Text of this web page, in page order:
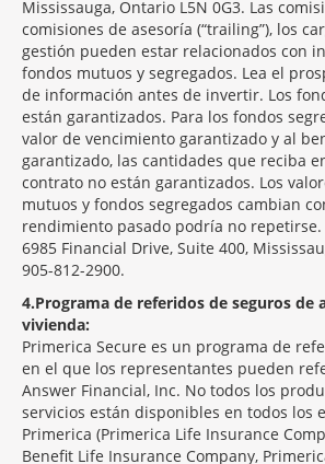
Mississauga, Ontario L5N 0G3. Las
comisiones de asesoría (“trailing”), los
gestión pueden estar relacionados con
fondos mutuos y segregados. Lea el
de información antes de invertir. Los
están garantizados. Para los fondos
valor de vencimiento garantizado y al
garantizado, las cantidades que reciba
contrato no están garantizados. Los
mutuos y fondos segregados cambian
rendimiento pasado podría no
6985 Financial Drive, Suite 400,
905-812-2900.
4 Programa de referidos de seguros de
vivienda:
Primerica Secure es un programa de
en el que los representantes pueden
Answer Financial, Inc. No todos los
servicios están disponibles en todos los
Primerica (Primerica Life Insurance
Benefit Life Insurance Company,